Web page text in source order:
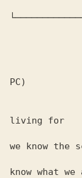
PC)
living for
we know the
know what we